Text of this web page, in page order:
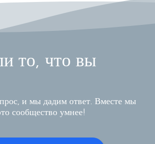
то, что вы
и мы дадим ответ. Вместе мы
сообщество умнее!